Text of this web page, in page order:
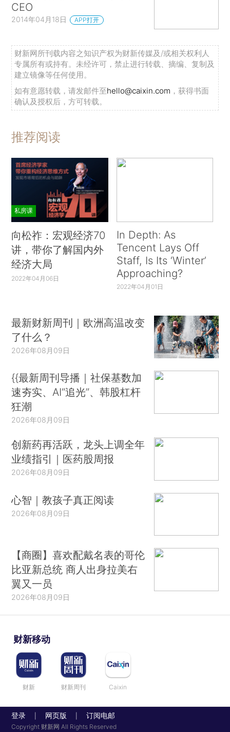
CEO
2014年04月18日 APP打开
财新网所刊载内容之知识产权为财新传媒及/或相关权利人
专属所有或持有。未经许可，禁止进行转载、摘编、复制及
建立镜像等任何使用。
如有意愿转载，请发邮件至hello@caixin.com ，获得书面
确认及授权后，方可转载。
推荐阅读
私房课
向松祚：宏观经济70
讲，带你了解国内外
经济大局
2022年04月06日
In Depth: As
Tencent Lays Off
Staff, Is Its ‘Winter’
Approaching?
2022年04月01日
最新财新周刊｜欧洲高温改变
了什么？
2026年08月09日
{{最新周刊导播｜社保基数加
速夯实、AI“追光”、韩股杠杆
狂潮
2026年08月09日
创新药再活跃，龙头上调全年
业绩指引｜医药股周报
2026年08月09日
心智｜教孩子真正阅读
2026年08月09日
【商圈】喜欢配戴名表的哥伦
比亚新总统 商人出身拉美右
翼又一员
2026年08月09日
财新移动
财新 财新周刊 Caixin
登录 网页版 订阅电邮
Copyright 财新网 All Rights Reserved